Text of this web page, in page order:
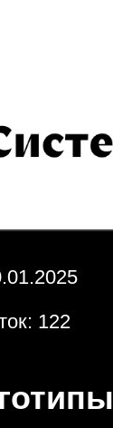
122